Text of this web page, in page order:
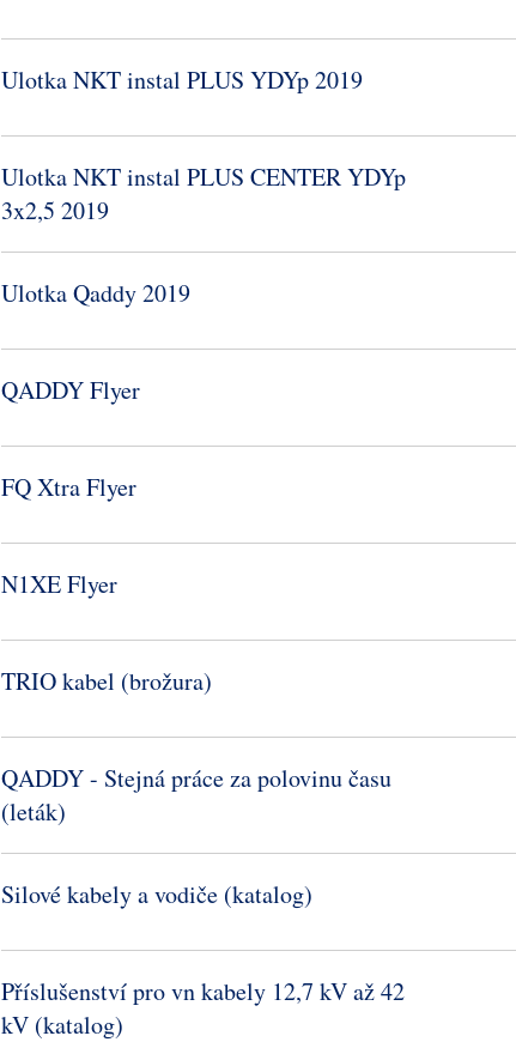
Ulotka NKT instal PLUS YDYp 2019
Ulotka NKT instal PLUS CENTER YDYp
3x2,5 2019
Ulotka Qaddy 2019
QADDY Flyer
FQ Xtra Flyer
N1XE Flyer
TRIO kabel (brožura)
QADDY -​ Stejná práce za polovinu času
(leták)
Silové kabely a vodiče (katalog)
Příslušenství pro vn kabely 12,7 kV až 42
kV (katalog)